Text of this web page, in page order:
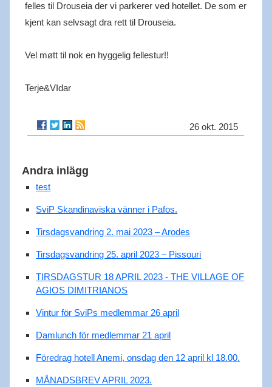
felles til Drouseia der vi parkerer ved hotellet. De som er
kjent kan selvsagt dra rett til Drouseia.
Vel møtt til nok en hyggelig fellestur!!
Terje&VIdar
26 okt. 2015
Andra inlägg
test
SviP Skandinaviska vänner i Pafos.
Tirsdagsvandring 2. mai 2023 – Arodes
Tirsdagsvandring 25. april 2023 – Pissouri
TIRSDAGSTUR 18 APRIL 2023 - THE VILLAGE OF
AGIOS DIMITRIANOS
Vintur för SviPs medlemmar 26 april
Damlunch för medlemmar 21 april
Föredrag hotell Anemi, onsdag den 12 april kl 18.00.
MÅNADSBREV APRIL 2023.